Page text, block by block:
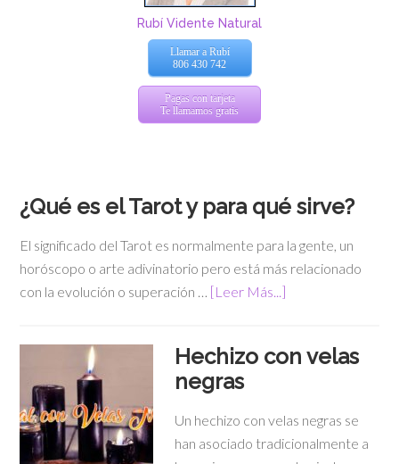
Rubí Vidente Natural
Llamar a Rubí
806 430 742
Pagas con tarjeta
Te llamamos gratis
¿Qué es el Tarot y para qué sirve?
El significado del Tarot es normalmente para la gente, un
horóscopo o arte adivinatorio pero está más relacionado
con la evolución o superación … [Leer Más...]
Hechizo con velas
negras
Un hechizo con velas negras se
han asociado tradicionalmente a